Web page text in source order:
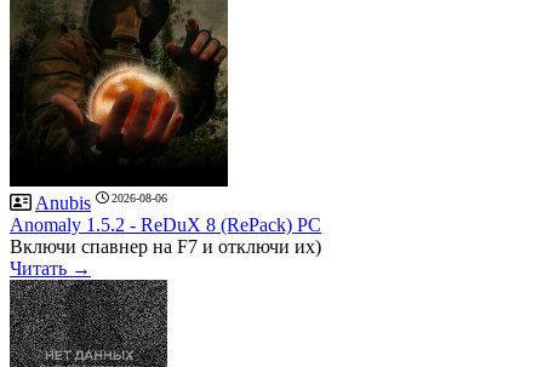
Anubis 2026-08-06
Anomaly 1.5.2 - ReDuX 8 (RePack) PC
Включи спавнер на F7 и отключи их)
Читать →